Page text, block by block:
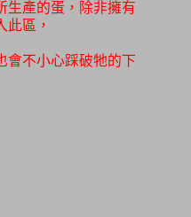
產的蛋，除非擁有
此區，
會不小心踩破牠的下